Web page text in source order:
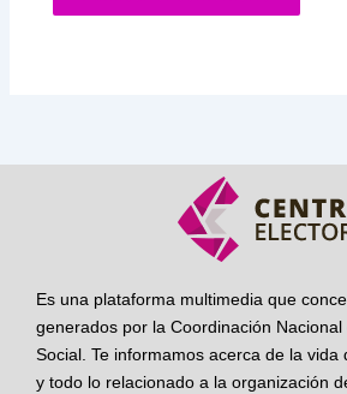
Es una plataforma multimedia que
generados por la Coordinación
Social. Te informamos acerca de la vida
y todo lo relacionado a la organización